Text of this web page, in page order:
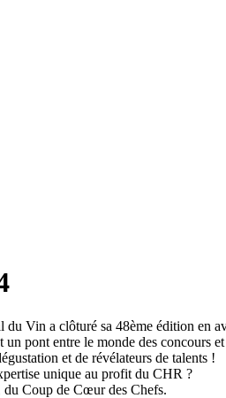
du Vin a clôturé sa 48ème édition en
pont entre le monde des concours
et de révélateurs de talents !
unique au profit du CHR ?
du Coup de Cœur des Chefs.